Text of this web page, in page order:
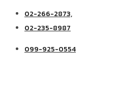
02-266-2873,
02-235-8987
099-925-0554